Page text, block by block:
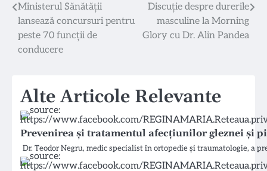
Navigare
în
articole
Ministerul Sănătății
lansează concursuri pentru
peste 70 funcții de
conducere
Discuție despre durerile
masculine la Morning
Glory cu Dr. Alin Pandea
Alte Articole Relevante
Prevenirea și tratamentul afecțiunilor gleznei și
Dr. Teodor Negru, medic specialist în ortopedie și traumatologie, a